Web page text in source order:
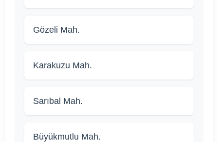
Gözeli Mah.
Karakuzu Mah.
Sarıbal Mah.
Büyükmutlu Mah.